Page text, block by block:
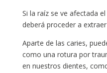
Si la raíz se ve afectada
deberá proceder a
Aparte de las caries,
como una rotura por
en nuestros dientes,